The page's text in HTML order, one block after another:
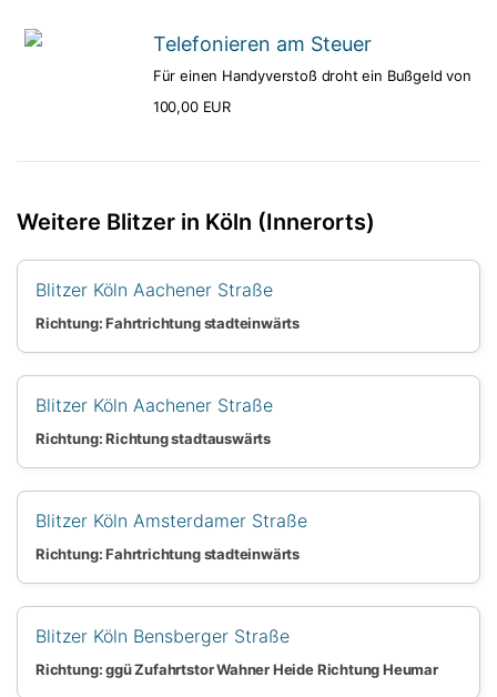
Telefonieren am Steuer
Für einen Handyverstoß droht ein Bußgeld von
100,00 EUR
Weitere Blitzer in Köln (Innerorts)
Blitzer Köln Aachener Straße
Richtung: Fahrtrichtung stadteinwärts
Blitzer Köln Aachener Straße
Richtung: Richtung stadtauswärts
Blitzer Köln Amsterdamer Straße
Richtung: Fahrtrichtung stadteinwärts
Blitzer Köln Bensberger Straße
Richtung: ggü Zufahrtstor Wahner Heide Richtung Heumar